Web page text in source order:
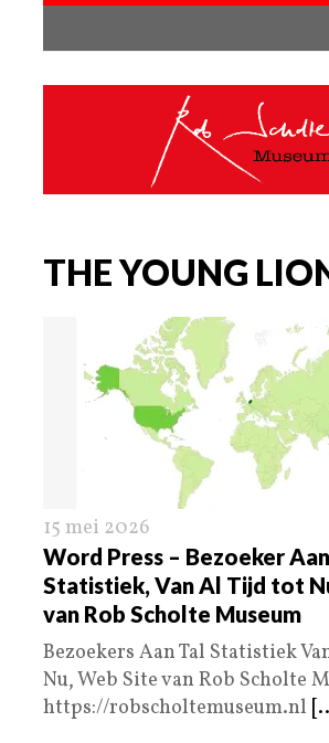
THE YOUNG
15 mei 2026
Word Press – Bezoeker
Statistiek, Van Al Tijd tot
van Rob Scholte Museum
Bezoekers Aan Tal Statistiek
Nu, Web Site van Rob Scholte
https://robscholtemuseum.nl